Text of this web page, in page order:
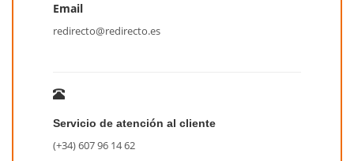
Email
redirecto@redirecto.es
Servicio de atención al cliente
(+34) 607 96 14 62